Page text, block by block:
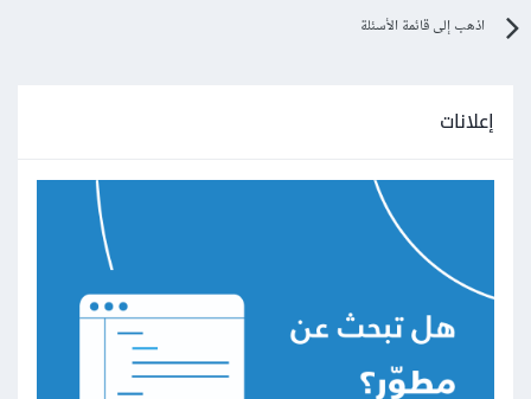
اذهب إلى قائمة الأسئلة
إعلانات